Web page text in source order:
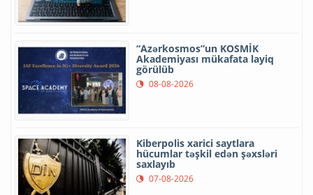
“Azərkosmos”un KOSMİK
Akademiyası mükafata layiq
görülüb
08-08-2026
Kiberpolis xarici saytlara
hücumlar təşkil edən şəxsləri
saxlayıb
07-08-2026